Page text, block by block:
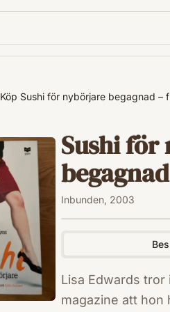
Köp Sushi för nybörjare begagnad –
Sushi för
Inbunden, 2003
Lisa Edwards
magazine att